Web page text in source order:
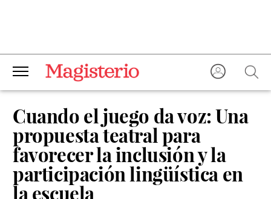
Cuando el juego da voz: Una
propuesta teatral para
favorecer la inclusión y la
participación lingüística en
la escuela